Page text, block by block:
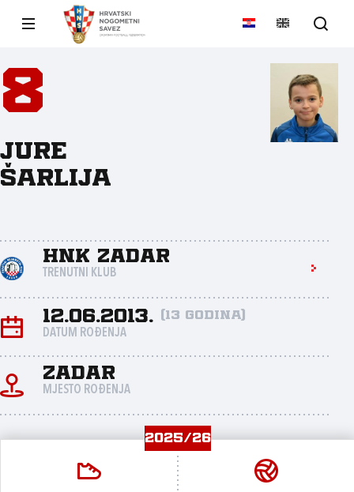
8
Jure
Šarlija
HNK Zadar
TRENUTNI KLUB
12.06.2013. (13 godina)
DATUM ROĐENJA
Zadar
MJESTO ROĐENJA
2025/26